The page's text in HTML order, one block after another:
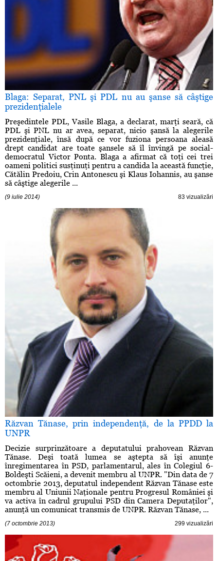
Blaga: Separat, PNL şi PDL nu au şanse să câştige
prezidenţialele
Preşedintele PDL, Vasile Blaga, a declarat, marţi seară, că
PDL şi PNL nu ar avea, separat, nicio şansă la alegerile
prezidenţiale, însă după ce vor fuziona persoana aleasă
drept candidat are toate şansele să îl învingă pe social-
democratul Victor Ponta. Blaga a afirmat că toţi cei trei
oameni politici susţinuţi pentru a candida la această funcţie,
Cătălin Predoiu, Crin Antonescu şi Klaus Iohannis, au şanse
să câştige alegerile ...
(9 iulie 2014) 83 vizualizări
Răzvan Tănase, prin independenţă, de la PPDD la
UNPR
Decizie surprinzătoare a deputatului prahovean Răzvan
Tănase. Deşi toată lumea se aştepta să îşi anunţe
înregimentarea în PSD, parlamentarul, ales în Colegiul 6-
Boldeşti Scăieni, a devenit membru al UNPR. "Din data de 7
octombrie 2013, deputatul independent Răzvan Tănase este
membru al Uniunii Naţionale pentru Progresul României şi
va activa în cadrul grupului PSD din Camera Deputaţilor",
anunţă un comunicat transmis de UNPR. Răzvan Tănase, ...
(7 octombrie 2013) 299 vizualizări